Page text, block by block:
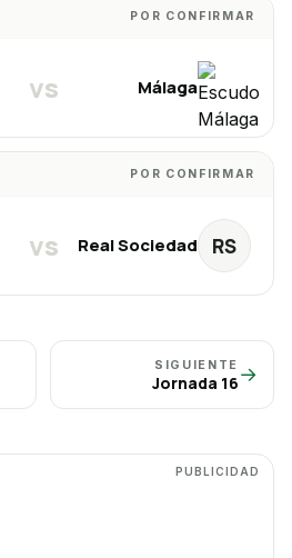
POR CONFIRMAR
vs Málaga
POR CONFIRMAR
vs RS
Real Sociedad
SIGUIENTE
Jornada 16→
PUBLICIDAD